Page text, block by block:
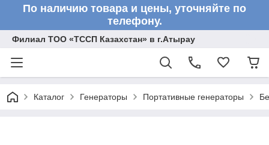
По наличию товара и цены, уточняйте по
телефону.
Филиал ТОО «ТССП Казахстан» в г.Атырау
Каталог Генераторы Портативные генераторы